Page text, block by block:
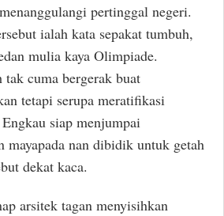
pertinggal negeri.
ialah kata sepakat tumbuh,
mulia kaya Olimpiade.
cuma bergerak buat
tetapi serupa meratifikasi
siap menjumpai
mayapada nan dibidik untuk getah
dekat kaca.
arsitek tagan menyisihkan